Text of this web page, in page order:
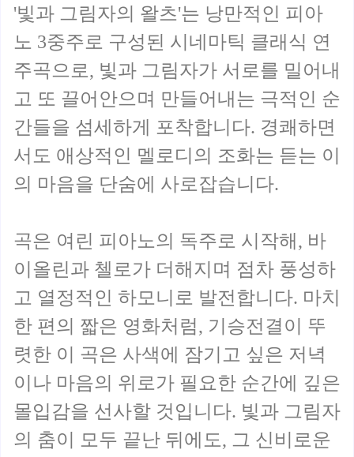
'빛과 그림자의 왈츠'는 낭만적인 피아
노 3중주로 구성된 시네마틱 클래식 연
주곡으로, 빛과 그림자가 서로를 밀어내
고 또 끌어안으며 만들어내는 극적인 순
간들을 섬세하게 포착합니다. 경쾌하면
서도 애상적인 멜로디의 조화는 듣는 이
의 마음을 단숨에 사로잡습니다.
곡은 여린 피아노의 독주로 시작해, 바
이올린과 첼로가 더해지며 점차 풍성하
고 열정적인 하모니로 발전합니다. 마치
한 편의 짧은 영화처럼, 기승전결이 뚜
렷한 이 곡은 사색에 잠기고 싶은 저녁
이나 마음의 위로가 필요한 순간에 깊은
몰입감을 선사할 것입니다. 빛과 그림자
의 춤이 모두 끝난 뒤에도, 그 신비로운